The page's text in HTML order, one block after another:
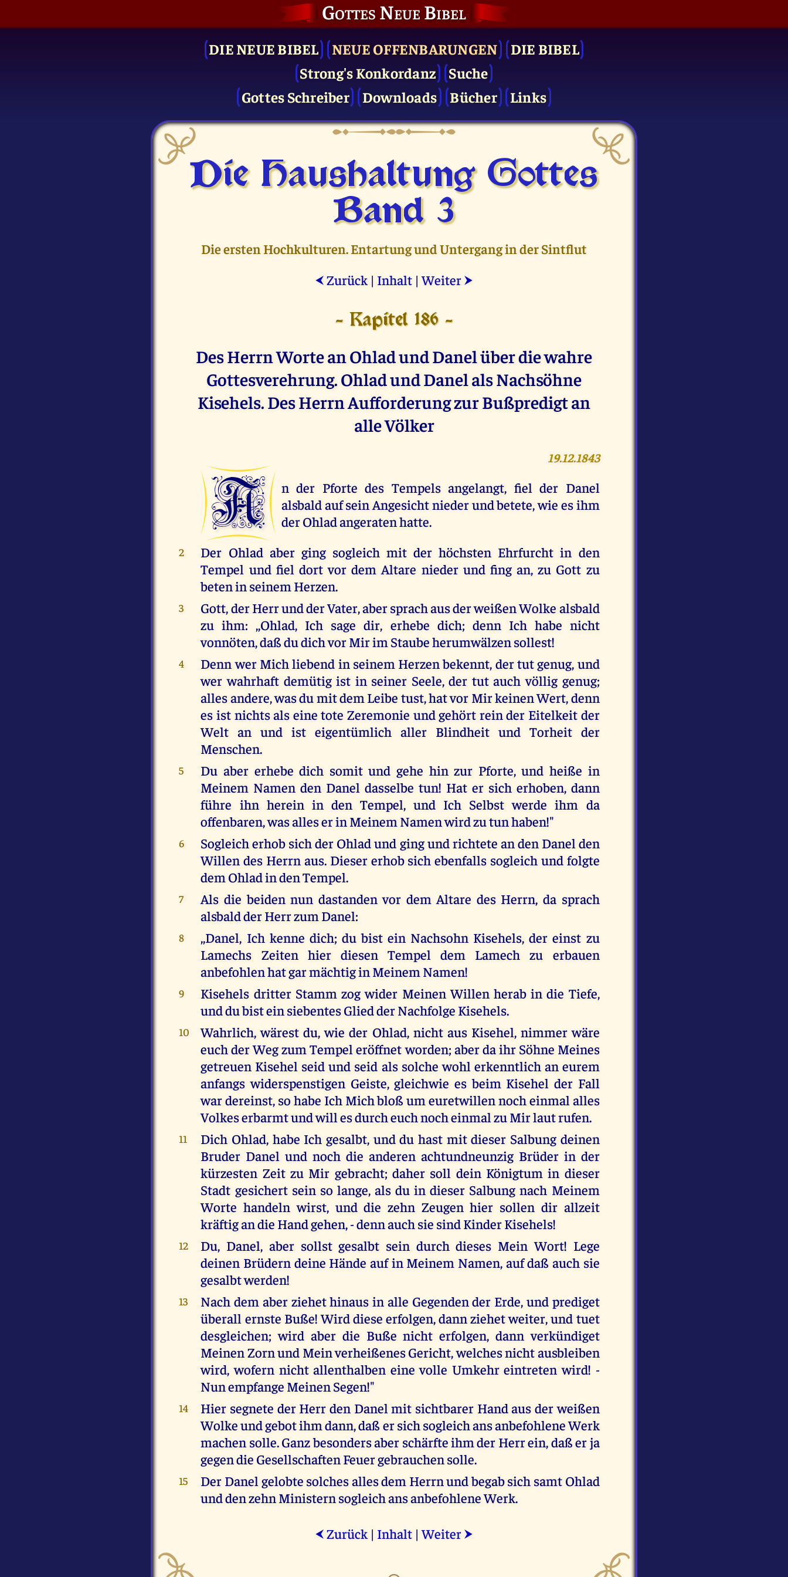
Gottes Neue Bibel
DIE NEUE BIBEL NEUE OFFENBARUNGEN
DIE BIBEL
Strong's Konkordanz
Suche
Gottes Schreiber
Downloads Bücher Links
Die Haushaltung Gottes
Band 3
Die ersten Hochkulturen. Entartung und Untergang in der Sintflut
⮜ Zurück | Inhalt |Weiter ⮞
- Kapitel 186 -
Des Herrn Worte an Ohlad und Danel über die wahre
Gottesverehrung. Ohlad und Danel als Nachsöhne
Kisehels. Des Herrn Aufforderung zur Bußpredigt an
alle Völker
19.12.1843
A
n der Pforte des Tempels angelangt, fiel der Danel
alsbald auf sein Angesicht nieder und betete, wie es ihm
der Ohlad angeraten hatte.
2
Der Ohlad aber ging sogleich mit der höchsten Ehrfurcht in den
Tempel und fiel dort vor dem Altare nieder und fing an, zu Gott zu
beten in seinem Herzen.
3
Gott, der Herr und der Vater, aber sprach aus der weißen Wolke alsbald
zu ihm: ,,Ohlad, Ich sage dir, erhebe dich; denn Ich habe nicht
vonnöten, daß du dich vor Mir im Staube herumwälzen sollest!
4
Denn wer Mich liebend in seinem Herzen bekennt, der tut genug, und
wer wahrhaft demütig ist in seiner Seele, der tut auch völlig genug;
alles andere, was du mit dem Leibe tust, hat vor Mir keinen Wert, denn
es ist nichts als eine tote Zeremonie und gehört rein der Eitelkeit der
Welt an und ist eigentümlich aller Blindheit und Torheit der
Menschen.
5
Du aber erhebe dich somit und gehe hin zur Pforte, und heiße in
Meinem Namen den Danel dasselbe tun! Hat er sich erhoben, dann
führe ihn herein in den Tempel, und Ich Selbst werde ihm da
offenbaren, was alles er in Meinem Namen wird zu tun haben!"
6
Sogleich erhob sich der Ohlad und ging und richtete an den Danel den
Willen des Herrn aus. Dieser erhob sich ebenfalls sogleich und folgte
dem Ohlad in den Tempel.
7
Als die beiden nun dastanden vor dem Altare des Herrn, da sprach
alsbald der Herr zum Danel:
8
,,Danel, Ich kenne dich; du bist ein Nachsohn Kisehels, der einst zu
Lamechs Zeiten hier diesen Tempel dem Lamech zu erbauen
anbefohlen hat gar mächtig in Meinem Namen!
9
Kisehels dritter Stamm zog wider Meinen Willen herab in die Tiefe,
und du bist ein siebentes Glied der Nachfolge Kisehels.
10
Wahrlich, wärest du, wie der Ohlad, nicht aus Kisehel, nimmer wäre
euch der Weg zum Tempel eröffnet worden; aber da ihr Söhne Meines
getreuen Kisehel seid und seid als solche wohl erkenntlich an eurem
anfangs widerspenstigen Geiste, gleichwie es beim Kisehel der Fall
war dereinst, so habe Ich Mich bloß um euretwillen noch einmal alles
Volkes erbarmt und will es durch euch noch einmal zu Mir laut rufen.
11
Dich Ohlad, habe Ich gesalbt, und du hast mit dieser Salbung deinen
Bruder Danel und noch die anderen achtundneunzig Brüder in der
kürzesten Zeit zu Mir gebracht; daher soll dein Königtum in dieser
Stadt gesichert sein so lange, als du in dieser Salbung nach Meinem
Worte handeln wirst, und die zehn Zeugen hier sollen dir allzeit
kräftig an die Hand gehen, - denn auch sie sind Kinder Kisehels!
12
Du, Danel, aber sollst gesalbt sein durch dieses Mein Wort! Lege
deinen Brüdern deine Hände auf in Meinem Namen, auf daß auch sie
gesalbt werden!
13
Nach dem aber ziehet hinaus in alle Gegenden der Erde, und prediget
überall ernste Buße! Wird diese erfolgen, dann ziehet weiter, und tuet
desgleichen; wird aber die Buße nicht erfolgen, dann verkündiget
Meinen Zorn und Mein verheißenes Gericht, welches nicht ausbleiben
wird, wofern nicht allenthalben eine volle Umkehr eintreten wird! -
Nun empfange Meinen Segen!"
14
Hier segnete der Herr den Danel mit sichtbarer Hand aus der weißen
Wolke und gebot ihm dann, daß er sich sogleich ans anbefohlene Werk
machen solle. Ganz besonders aber schärfte ihm der Herr ein, daß er ja
gegen die Gesellschaften Feuer gebrauchen solle.
15
Der Danel gelobte solches alles dem Herrn und begab sich samt Ohlad
und den zehn Ministern sogleich ans anbefohlene Werk.
⮜ Zurück | Inhalt |Weiter ⮞